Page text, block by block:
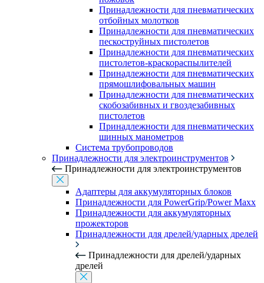
Принадлежности для пневматических
отбойных молотков
Принадлежности для пневматических
пескоструйных пистолетов
Принадлежности для пневматических
пистолетов-краскораспылителей
Принадлежности для пневматических
прямошлифовальных машин
Принадлежности для пневматических
скобозабивных и гвоздезабивных
пистолетов
Принадлежности для пневматических
шинных манометров
Система трубопроводов
Принадлежности для электроинструментов
Принадлежности для электроинструментов
Адаптеры для аккумуляторных блоков
Принадлежности для PowerGrip/Power Maxx
Принадлежности для аккумуляторных
прожекторов
Принадлежности для дрелей/ударных дрелей
Принадлежности для дрелей/ударных
дрелей